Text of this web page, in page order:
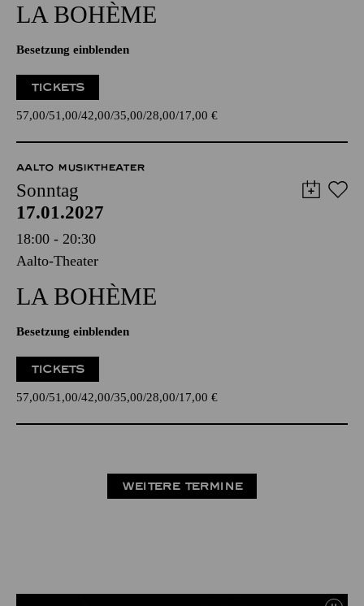
LA BOHÈME
Besetzung einblenden
TICKETS
57,00 51,00 42,00 35,00 28,00 17,00 €
AALTO MUSIKTHEATER
Sonntag
17.01.2027
18:00 - 20:30
Aalto-Theater
LA BOHÈME
Besetzung einblenden
TICKETS
57,00 51,00 42,00 35,00 28,00 17,00 €
WEITERE TERMINE